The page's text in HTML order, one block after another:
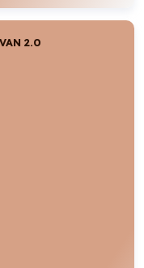
2.0